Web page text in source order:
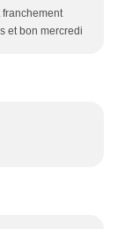
et bon mercredi